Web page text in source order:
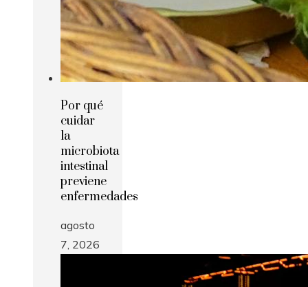
Por qué
cuidar
la
microbiota
intestinal
previene
enfermedades
agosto
7, 2026